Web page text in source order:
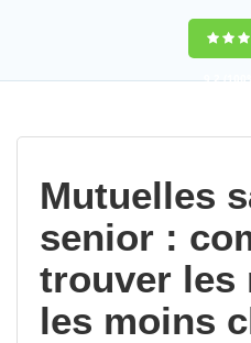
9,2
Mutuelles
senior :
trouver les
les moins